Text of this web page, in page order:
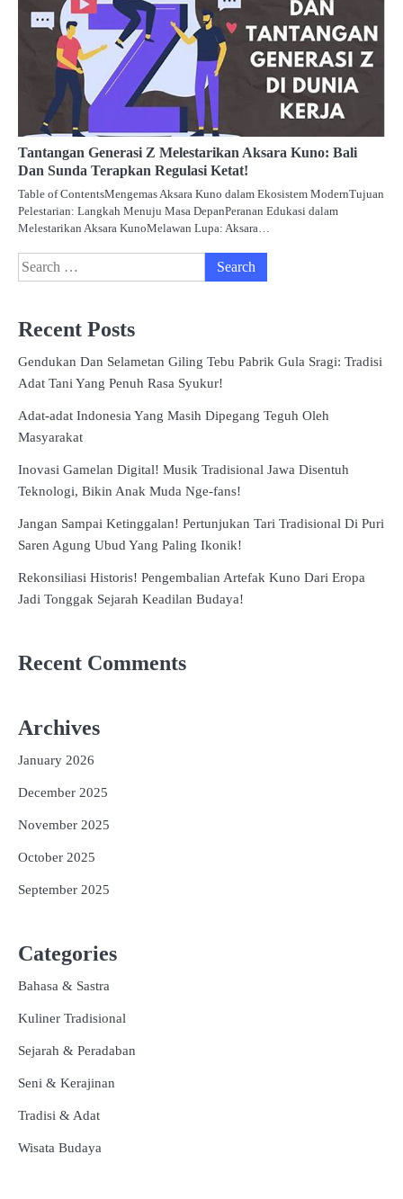
Tantangan Generasi Z Melestarikan Aksara Kuno: Bali
Dan Sunda Terapkan Regulasi Ketat!
Table of ContentsMengemas Aksara Kuno dalam Ekosistem ModernTujuan
Pelestarian: Langkah Menuju Masa DepanPeranan Edukasi dalam
Melestarikan Aksara KunoMelawan Lupa: Aksara…
Search
for:
Recent Posts
Gendukan Dan Selametan Giling Tebu Pabrik Gula Sragi: Tradisi
Adat Tani Yang Penuh Rasa Syukur!
Adat-adat Indonesia Yang Masih Dipegang Teguh Oleh
Masyarakat
Inovasi Gamelan Digital! Musik Tradisional Jawa Disentuh
Teknologi, Bikin Anak Muda Nge-fans!
Jangan Sampai Ketinggalan! Pertunjukan Tari Tradisional Di Puri
Saren Agung Ubud Yang Paling Ikonik!
Rekonsiliasi Historis! Pengembalian Artefak Kuno Dari Eropa
Jadi Tonggak Sejarah Keadilan Budaya!
Recent Comments
Archives
January 2026
December 2025
November 2025
October 2025
September 2025
Categories
Bahasa & Sastra
Kuliner Tradisional
Sejarah & Peradaban
Seni & Kerajinan
Tradisi & Adat
Wisata Budaya